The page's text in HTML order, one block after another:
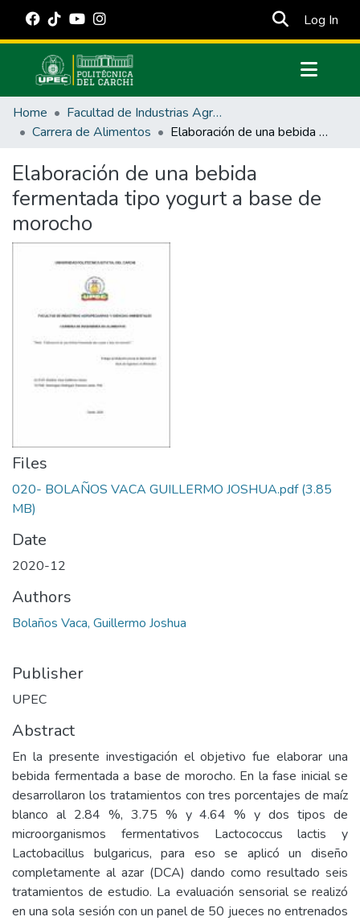
Log In
Communities & Collections
All of DSpace
Estadísticas Externas
Home
Facultad de Industrias Agropecuarias y Ciencias Ambientales
Carrera de Alimentos
Elaboración de una bebida fermentada tipo yogurt a base de morocho
Elaboración de una bebida
fermentada tipo yogurt a base de
morocho
Files
020- BOLAÑOS VACA GUILLERMO JOSHUA.pdf(3.85
MB)
Date
2020-12
Authors
Bolaños Vaca, Guillermo Joshua
Publisher
UPEC
Abstract
En la presente investigación el objetivo fue elaborar una
bebida fermentada a base de morocho. En la fase inicial se
desarrollaron los tratamientos con tres porcentajes de maíz
blanco al 2.84 %, 3.75 % y 4.64 % y dos tipos de
microorganismos fermentativos Lactococcus lactis y
Lactobacillus bulgaricus, para eso se aplicó un diseño
completamente al azar (DCA) dando como resultado seis
tratamientos de estudio. La evaluación sensorial se realizó
en una sola sesión con un panel de 50 jueces no entrenados